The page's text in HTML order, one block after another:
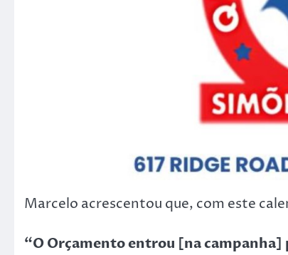
Marcelo acrescentou que, com este
“O Orçamento entrou [na